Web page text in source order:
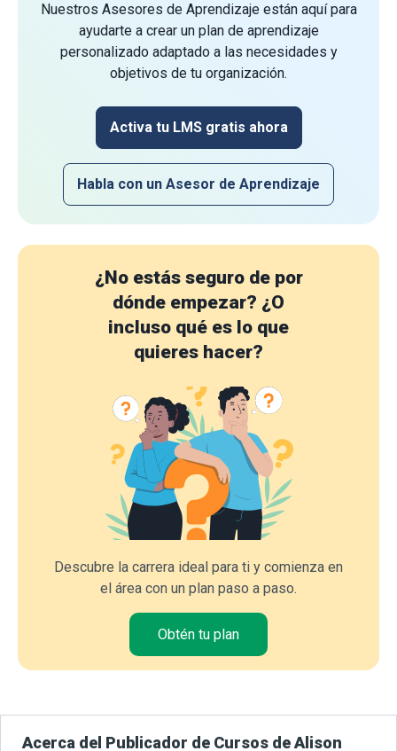
Nuestros Asesores de Aprendizaje están aquí para
ayudarte a crear un plan de aprendizaje
personalizado adaptado a las necesidades y
objetivos de tu organización.
Activa tu LMS gratis ahora
Habla con un Asesor de Aprendizaje
¿No estás seguro de por
dónde empezar? ¿O
incluso qué es lo que
quieres hacer?
Descubre la carrera ideal para ti y comienza en
el área con un plan paso a paso.
Obtén tu plan
Acerca del Publicador de Cursos de Alison